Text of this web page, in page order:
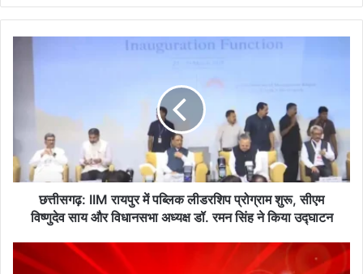
पब्लिक
शुरू,
सीएम
विष्णुदेव
विधानसभा
अध्यक्ष
छत्तीसगढ़: IIM रायपुर में पब्लिक लीडरशिप प्रोग्राम शुरू, सीएम
विष्णुदेव साय और विधानसभा अध्यक्ष डॉ. रमन सिंह ने किया उद्घाटन
प्रधानमंत्री
आवास